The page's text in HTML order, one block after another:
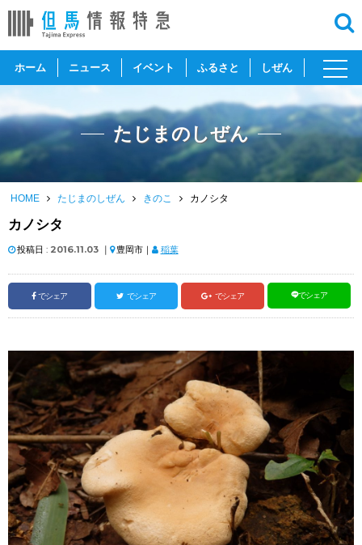
ホーム ニュース イベント ふるさと しぜん
toggle
たじまのしぜん
HOME たじまのしぜん きのこ カノシタ
カノシタ
投稿日 : 2016.11.03 ｜ 豊岡市｜ 稲葉
でシェア でシェア でシェア でシェア